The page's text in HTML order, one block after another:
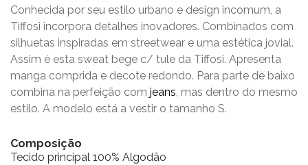
Conhecida por seu estilo urbano e design incomum, a
Tiffosi incorpora detalhes inovadores. Combinados com
silhuetas inspiradas em streetwear e uma estética jovial.
Assim é esta sweat bege c/ tule da Tiffosi. Apresenta
manga comprida e decote redondo. Para parte de baixo
combina na perfeição com jeans, mas dentro do mesmo
estilo. A modelo está a vestir o tamanho S.
Composição
Tecido principal 100% Algodão